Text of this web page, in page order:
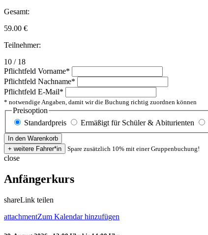
Gesamt:
59.00 €
Teilnehmer:
10 / 18
Pflichtfeld Vorname*
Pflichtfeld Nachname*
Pflichtfeld E-Mail*
* notwendige Angaben, damit wir die Buchung richtig zuordnen können
Preisoption
Standardpreis
Ermäßigt für Schüler & Abiturienten
Spare zusätzlich 10% mit einer Gruppenbuchung!
close
Anfängerkurs
shareLink teilen
attachmentZum Kalendar hinzufügen